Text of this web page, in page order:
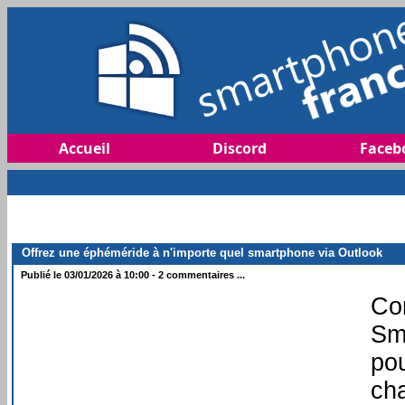
Accueil Discord
Offrez une éphéméride à n'importe quel smartphone via Outlook
Publié le 03/01/2026 à 10:00 - 2 commentaires ...